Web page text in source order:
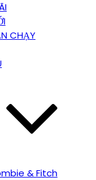
CHẠY
& Fitch